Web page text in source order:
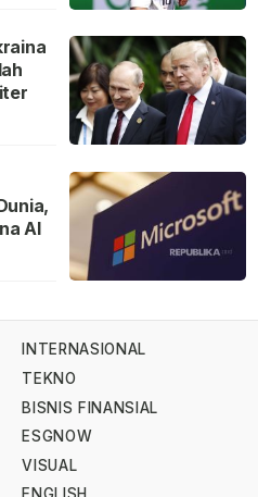
AI
INTERNASIONAL
TEKNO
BISNIS FINANSIAL
ESGNOW
VISUAL